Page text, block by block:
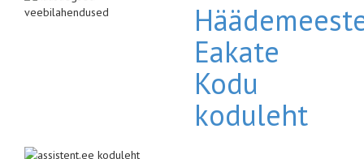
Eakate
Kodu
koduleht